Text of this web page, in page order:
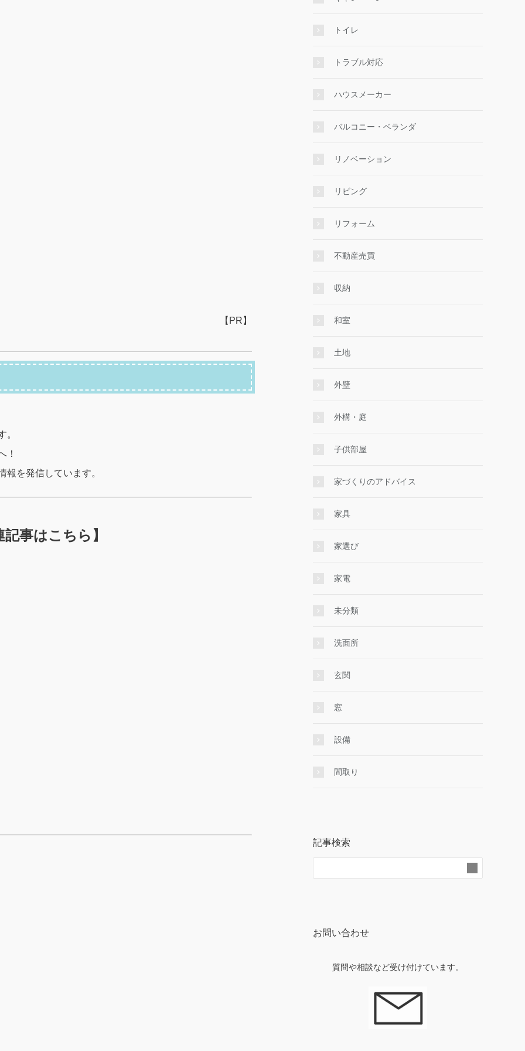
【PR】
。
！
報を発信しています。
記事はこちら】
トイレ
トラブル対応
ハウスメーカー
バルコニー・ベランダ
リノベーション
リビング
リフォーム
不動産売買
収納
和室
土地
外壁
外構・庭
子供部屋
家づくりのアドバイス
家具
家選び
家電
未分類
洗面所
玄関
窓
設備
間取り
記事検索
お問い合わせ
質問や相談など受け付けています。